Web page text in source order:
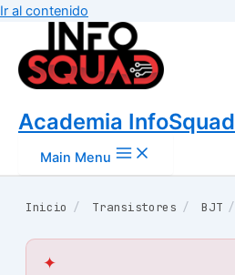
Ir al contenido
Academia InfoSquad
Main Menu
Inicio / Transistores / BJT /
✦